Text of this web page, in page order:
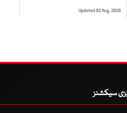
Updated 02 Aug, 2026
سیکشنز